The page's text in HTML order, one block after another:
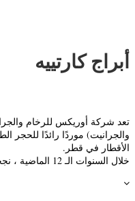
أبراج كارتييه
تعد شركة أوريكس للرخام
والجرانيت) موردًا رائدًا للحجر
الأقطار في قطر.
خلال السنوات الـ 12 الماضية ، نجحنا في تسليم أكثر من 300 مشروع.